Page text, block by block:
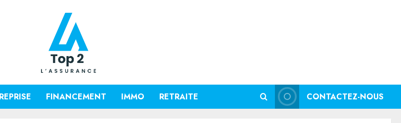
FINANCEMENT IMMO RETRAITE CONTACTEZ-NOUS